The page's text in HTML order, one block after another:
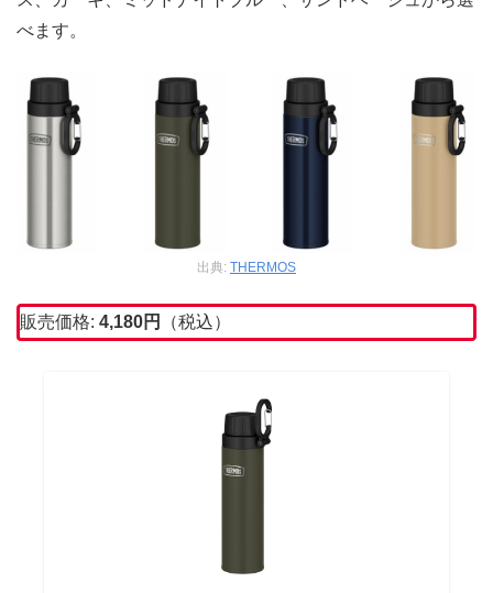
べます。
出典: THERMOS
販売価格: 4,180円 （税込）